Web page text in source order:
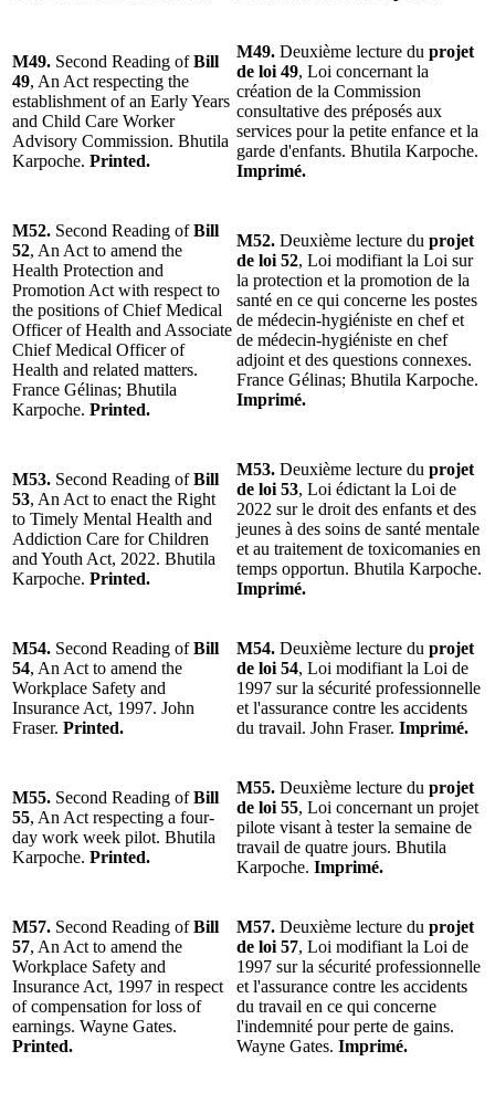
M49. Second Reading ofBill
49, An Act respecting the
establishment of an Early Years
and Child Care Worker
Advisory Commission. Bhutila
Karpoche. Printed.
M49. Deuxième lecture du projet
de loi 49, Loi concernant la
création de la Commission
consultative des préposés aux
services pour la petite enfance et la
garde d'enfants. Bhutila Karpoche.
Imprimé.
M52. Second Reading ofBill
52, An Act to amend the
Health Protection and
Promotion Act with respect to
the positions of Chief Medical
Officer of Health and Associate
Chief Medical Officer of
Health and related matters.
France Gélinas; Bhutila
Karpoche. Printed.
M52. Deuxième lecture du projet
de loi 52, Loi modifiant la Loi sur
la protection et la promotion de la
santé en ce qui concerne les postes
de médecin-hygiéniste en chef et
de médecin-hygiéniste en chef
adjoint et des questions connexes.
France Gélinas; Bhutila Karpoche.
Imprimé.
M53. Second Reading ofBill
53, An Act to enact the Right
to Timely Mental Health and
Addiction Care for Children
and Youth Act, 2022. Bhutila
Karpoche. Printed.
M53. Deuxième lecture du projet
de loi 53, Loi édictant la Loi de
2022 sur le droit des enfants et des
jeunes à des soins de santé mentale
et au traitement de toxicomanies en
temps opportun. Bhutila Karpoche.
Imprimé.
M54. Second Reading ofBill
54, An Act to amend the
Workplace Safety and
Insurance Act, 1997. John
Fraser. Printed.
M54. Deuxième lecture du projet
de loi 54, Loi modifiant la Loi de
1997 sur la sécurité professionnelle
et l'assurance contre les accidents
du travail. John Fraser. Imprimé.
M55. Second Reading ofBill
55, An Act respecting a four-
day work week pilot. Bhutila
Karpoche. Printed.
M55. Deuxième lecture du projet
de loi 55, Loi concernant un projet
pilote visant à tester la semaine de
travail de quatre jours. Bhutila
Karpoche. Imprimé.
M57. Second Reading ofBill
57, An Act to amend the
Workplace Safety and
Insurance Act, 1997 in respect
of compensation for loss of
earnings. Wayne Gates.
Printed.
M57. Deuxième lecture du projet
de loi 57, Loi modifiant la Loi de
1997 sur la sécurité professionnelle
et l'assurance contre les accidents
du travail en ce qui concerne
l'indemnité pour perte de gains.
Wayne Gates. Imprimé.